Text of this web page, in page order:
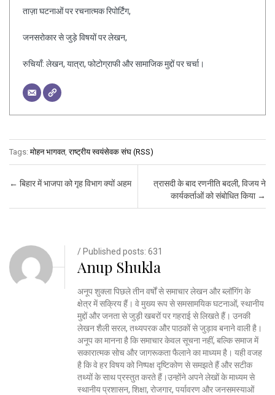
ताज़ा घटनाओं पर रचनात्मक रिपोर्टिंग,
जनसरोकार से जुड़े विषयों पर लेखन,
रुचियाँ: लेखन, यात्रा, फोटोग्राफी और सामाजिक मुद्दों पर चर्चा।
Tags:मोहन भागवत,राष्ट्रीय स्वयंसेवक संघ (RSS)
Post navigation
← बिहार में भाजपा को गृह विभाग क्यों अहम
त्रासदी के बाद रणनीति बदली, विजय ने
कार्यकर्ताओं को संबोधित किया →
/ Published posts: 631
Anup Shukla
अनूप शुक्ला पिछले तीन वर्षों से समाचार लेखन और ब्लॉगिंग के
क्षेत्र में सक्रिय हैं। वे मुख्य रूप से समसामयिक घटनाओं, स्थानीय
मुद्दों और जनता से जुड़ी खबरों पर गहराई से लिखते हैं। उनकी
लेखन शैली सरल, तथ्यपरक और पाठकों से जुड़ाव बनाने वाली है।
अनूप का मानना है कि समाचार केवल सूचना नहीं, बल्कि समाज में
सकारात्मक सोच और जागरूकता फैलाने का माध्यम है। यही वजह
है कि वे हर विषय को निष्पक्ष दृष्टिकोण से समझते हैं और सटीक
तथ्यों के साथ प्रस्तुत करते हैं।उन्होंने अपने लेखों के माध्यम से
स्थानीय प्रशासन, शिक्षा, रोजगार, पर्यावरण और जनसमस्याओं